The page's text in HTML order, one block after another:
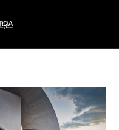
Kontakt